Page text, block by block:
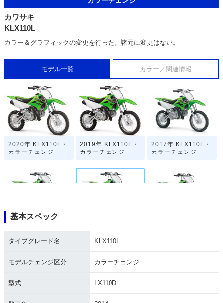
カワサキ
KLX110L
カラー＆グラフィックの変更を行った。諸元に変更はない。
モデル一覧 カラー／関連情報
2020年 KLX110L・
カラーチェンジ
2019年 KLX110L・
カラーチェンジ
2017年 KLX110L・
カラーチェンジ
基本スペック
タイプグレード名 KLX110L
モデルチェンジ区分 カラーチェンジ
型式 LX110D